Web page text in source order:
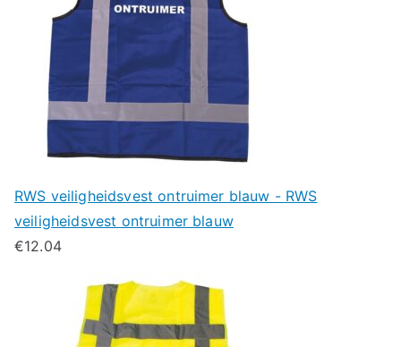
RWS veiligheidsvest ontruimer blauw - RWS
veiligheidsvest ontruimer blauw
€12.04